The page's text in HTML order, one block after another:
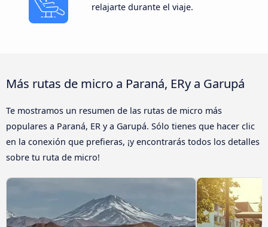
relajarte durante el viaje.
Más rutas de micro a Paraná, ERy a Garupá
Te mostramos un resumen de las rutas de micro más
populares a Paraná, ER y a Garupá. Sólo tienes que hacer clic
en la conexión que prefieras, ¡y encontrarás todos los detalles
sobre tu ruta de micro!